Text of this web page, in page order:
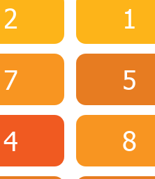
2 1
7 5
4 8